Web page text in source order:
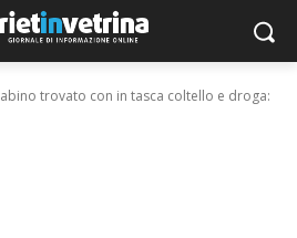
trovato con in tasca coltello e droga: